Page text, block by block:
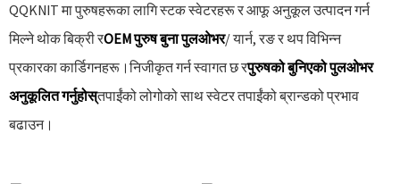
QQKNIT मा पुरुषहरूका लागि स्टक स्वेटरहरू र आफू अनुकूल उत्पादन गर्न
मिल्ने थोक बिक्री रOEM पुरुष बुना पुलओभर/ यार्न, रङ र थप विभिन्न
प्रकारका कार्डिगनहरू।निजीकृत गर्न स्वागत छ रपुरुषको बुनिएको पुलओभर
अनुकूलित गर्नुहोस्तपाईंको लोगोको साथ स्वेटर तपाईंको ब्रान्डको प्रभाव
बढाउन।